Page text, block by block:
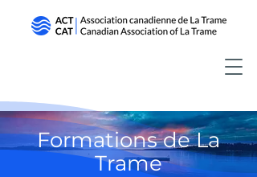
Formations de La
Trame